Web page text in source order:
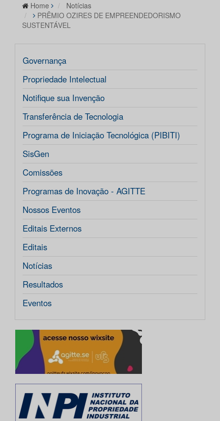
Home
Notícias
PRÊMIO OZIRES DE EMPREENDEDORISMO
SUSTENTÁVEL
Governança
Propriedade Intelectual
Notifique sua Invenção
Transferência de Tecnologia
Programa de Iniciação Tecnológica (PIBITI)
SisGen
Comissões
Programas de Inovação - AGITTE
Nossos Eventos
Editais Externos
Editais
Notícias
Resultados
Eventos